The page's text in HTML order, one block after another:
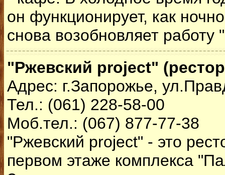
он функционирует, как
снова возобновляет
"Ржевский project"
Адрес: г.Запорожье,
Тел.: (061) 228-58-00
Моб.тел.: (067) 877-77-38
"Ржевский project" - это
первом этаже комплекса